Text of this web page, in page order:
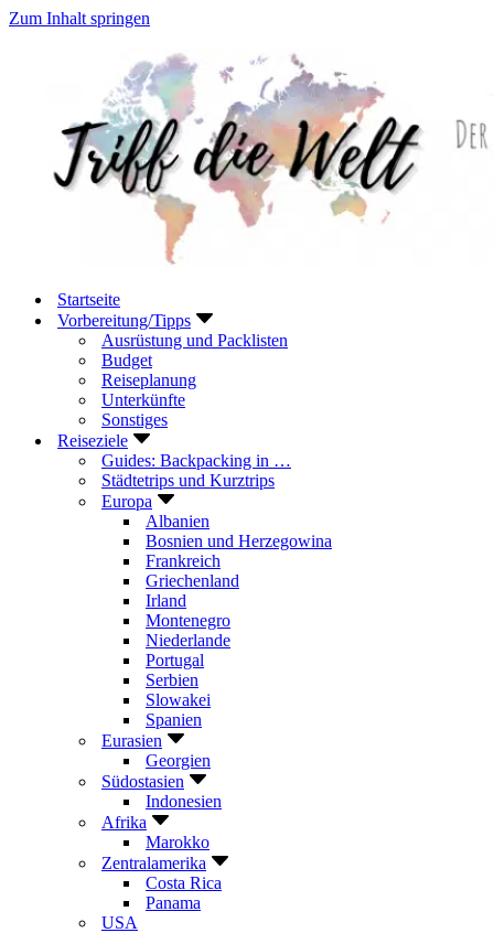
Zum Inhalt springen
Startseite
Vorbereitung/Tipps
Ausrüstung und Packlisten
Budget
Reiseplanung
Unterkünfte
Sonstiges
Reiseziele
Guides: Backpacking in …
Städtetrips und Kurztrips
Europa
Albanien
Bosnien und Herzegowina
Frankreich
Griechenland
Irland
Montenegro
Niederlande
Portugal
Serbien
Slowakei
Spanien
Eurasien
Georgien
Südostasien
Indonesien
Afrika
Marokko
Zentralamerika
Costa Rica
Panama
USA